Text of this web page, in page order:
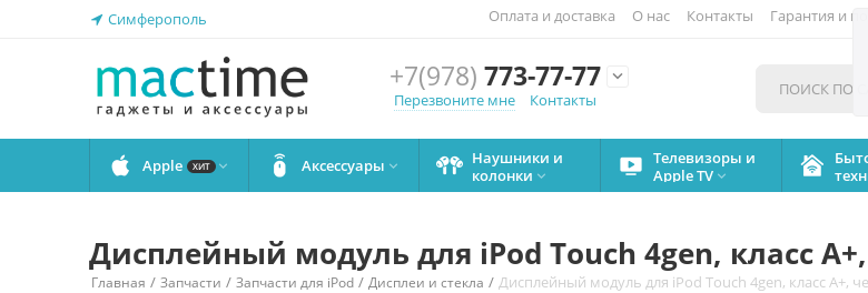
Симферополь Оплата и доставка О нас Контакты Гарантия и
+7(978) 773-77-77

Перезвоните мне
Контакты
Apple ХИТ  Аксессуары 
Наушники и
колонки 
Телевизоры и
Apple TV 
Дисплейный модуль для iPod Touch 4gen, класс
Главная / Запчасти / Запчасти для iPod / Дисплеи и стекла / Дисплейный модуль для iPod Touch 4gen, класс А+,